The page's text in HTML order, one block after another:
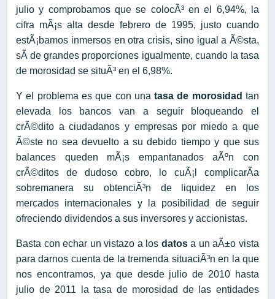
julio y comprobamos que se colocÃ³ en el 6,94%, la
cifra mÃ¡s alta desde febrero de 1995, justo cuando
estÃ¡bamos inmersos en otra crisis, sino igual a Ã©sta,
sÃ­ de grandes proporciones igualmente, cuando la tasa
de morosidad se situÃ³ en el 6,98%.
Y el problema es que con unatasa de morosidad tan
elevada los bancos van a seguir bloqueando el
crÃ©dito a ciudadanos y empresas por miedo a que
Ã©ste no sea devuelto a su debido tiempo y que sus
balances queden mÃ¡s empantanados aÃºn con
crÃ©ditos de dudoso cobro, lo cuÃ¡l complicarÃ­a
sobremanera su obtenciÃ³n de liquidez en los
mercados internacionales y la posibilidad de seguir
ofreciendo dividendos a sus inversores y accionistas.
Basta con echar un vistazo a los datosa un aÃ±o vista
para darnos cuenta de la tremenda situaciÃ³n en la que
nos encontramos, ya que desde julio de 2010 hasta
julio de 2011 la tasa de morosidad de las entidades